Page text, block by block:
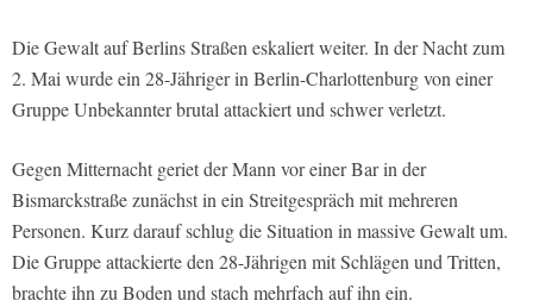
Die Gewalt auf Berlins Straßen eskaliert weiter. In der Nacht zum
2. Mai wurde ein 28-Jähriger in Berlin-Charlottenburg von einer
Gruppe Unbekannter brutal attackiert und schwer verletzt.
Gegen Mitternacht geriet der Mann vor einer Bar in der
Bismarckstraße zunächst in ein Streitgespräch mit mehreren
Personen. Kurz darauf schlug die Situation in massive Gewalt um.
Die Gruppe attackierte den 28-Jährigen mit Schlägen und Tritten,
brachte ihn zu Boden und stach mehrfach auf ihn ein.